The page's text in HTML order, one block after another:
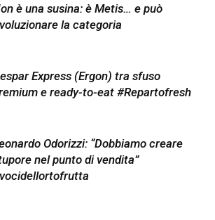
è una susina: è Metis… e può
la categoria
Express (Ergon) tra sfuso
e ready-to-eat #Repartofresh
Odorizzi: “Dobbiamo creare
nel punto di vendita”